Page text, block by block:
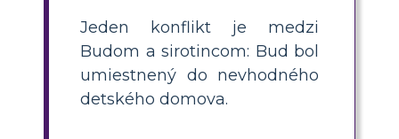
Jeden konflikt je medzi
Budom a sirotincom: Bud bol
umiestnený do nevhodného
detského domova.